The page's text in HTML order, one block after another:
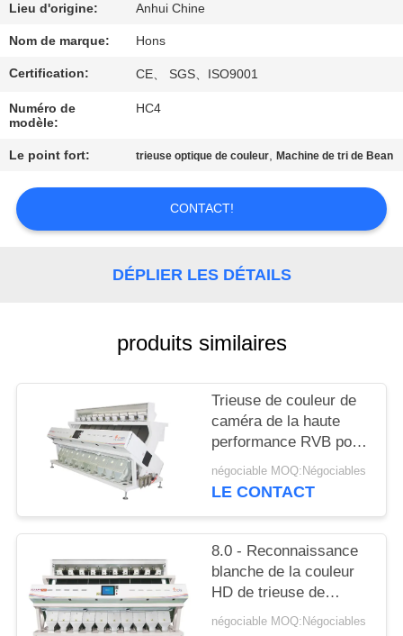
DE
QUALITÉ
CONTACTEZ-
NOUS
DEMANDEZ
UNE
PRIVACY
POLICY
Lieu d'origine: Anhui Chine
Nom de marque: Hons
Certification: CE、 SGS、ISO9001
Numéro de
modèle:
HC4
Le point fort: trieuse optique de couleur,Machine de tri de Bean
CONTACT!
DÉPLIER LES DÉTAILS
produits similaires
Trieuse de couleur de
caméra de la haute
performance RVB pour
des graines de piment
avec Dix descendeurs
négociable MOQ:Négociables
LE CONTACT
8.0 - Reconnaissance
blanche de la couleur
HD de trieuse de
haricot de la capacité
négociable MOQ:Négociables